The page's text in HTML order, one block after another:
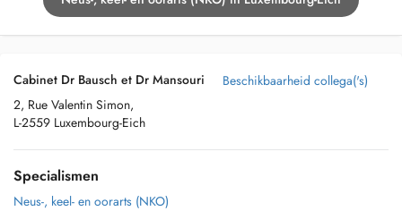
Cabinet Dr Bausch et Dr Mansouri
2, Rue Valentin Simon,
L-2559 Luxembourg-Eich
Beschikbaarheid collega('s)
Specialismen
Neus-, keel- en oorarts (NKO)